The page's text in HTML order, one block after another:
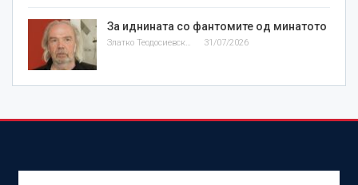
За иднината со фантомите од минатото
Златко Теодосиевски 31/07/2026